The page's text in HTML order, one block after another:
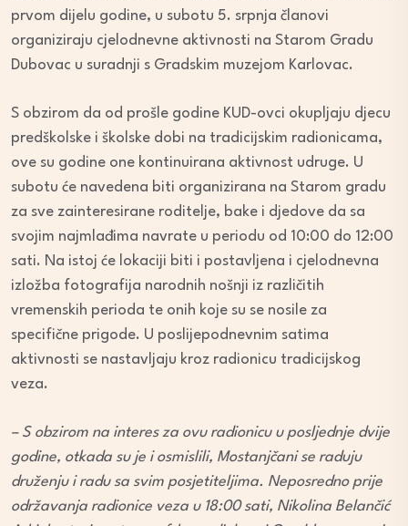
prvom dijelu godine, u subotu 5. srpnja članovi
organiziraju cjelodnevne aktivnosti na Starom Gradu
Dubovac u suradnji s Gradskim muzejom Karlovac.
S obzirom da od prošle godine KUD-ovci okupljaju djecu
predškolske i školske dobi na tradicijskim radionicama,
ove su godine one kontinuirana aktivnost udruge. U
subotu će navedena biti organizirana na Starom gradu
za sve zainteresirane roditelje, bake i djedove da sa
svojim najmlađima navrate u periodu od 10:00 do 12:00
sati. Na istoj će lokaciji biti i postavljena i cjelodnevna
izložba fotografija narodnih nošnji iz različitih
vremenskih perioda te onih koje su se nosile za
specifične prigode. U poslijepodnevnim satima
aktivnosti se nastavljaju kroz radionicu tradicijskog
veza.
– S obzirom na interes za ovu radionicu u posljednje dvije
godine, otkada su je i osmislili, Mostanjčani se raduju
druženju i radu sa svim posjetiteljima. Neposredno prije
održavanja radionice veza u 18:00 sati, Nikolina Belančić